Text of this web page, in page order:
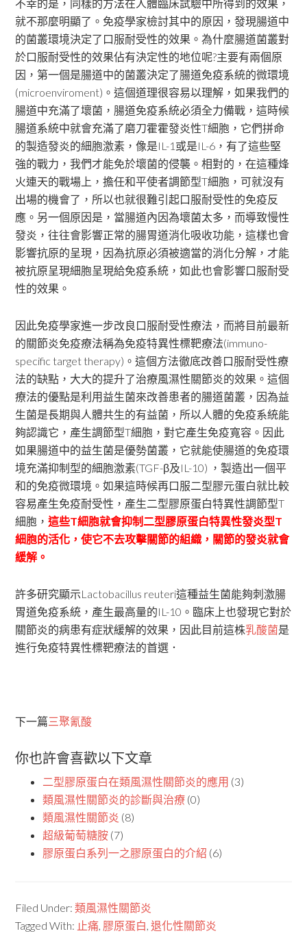
不幸的是，同樣的方法在人體臨床試驗中所得到的效果，
就不那麼明顯了。免疫學家檢討其中的原因，發現腸道中
的菌叢環境決定了口服耐受性的效果。為什麼腸道菌叢對
於口服耐受性的效果佔有決定性的地位呢?主要有兩個原
因，第一個是腸道中的菌叢決定了腸道免疫系統的微環境
(microenviroment)。這個道理很容易以理解，如果我們的
腸道中充滿了壞菌，腸道免疫系統必須全力備戰，這時候
腸道系統中就會充滿了磨刀霍霍發炎性T細胞，它們拼命
的製造發炎的細胞激素，像是IL-1或是IL-6，有了這些堅
強的戰力，我們才能免於壞菌的侵襲。相對的，在這種烽
火連天的戰場上，擔任和平使者調節型T細胞，可就沒有
出場的機會了，所以也就很難引起口服耐受性的免疫反
應。另一個原因是，當腸道內因為壞菌太多，而導致慢性
發炎，往往會影響正常的腸胃道消化吸收功能，這樣也會
影響抗原的呈現，因為抗原必須被適當的消化分解，才能
被抗原呈現細胞呈現給免疫系統，如此也會影響口服耐受
性的效果。
因此免疫學家進一步改良口服耐受性療法，而將目前最新
的關節炎免疫療法稱為免疫特異性標靶療法(immuno-
specific target therapy)。這個方法徹底改善口服耐受性療
法的缺點，大大的提升了治療風濕性關節炎的效果。這個
療法的優點是利用益生菌來改善患者的腸道菌叢，因為益
生菌是長期與人體共生的有益菌，所以人體的免疫系統能
夠認識它，產生調節型T細胞，對它產生免疫寬容。因此
如果腸道中的益生菌是優勢菌叢，它就能使腸道的免疫環
境充滿抑制型的細胞激素(TGF-β及IL-10) ，製造出一個平
和的免疫微環境。如果這時候再口服二型膠元蛋白就比較
容易產生免疫耐受性，產生二型膠原蛋白特異性調節型T
細胞，這些T細胞就會抑制二型膠原蛋白特異性發炎型T
細胞的活化，使它不去攻擊關節的組織，關節的發炎就會
緩解。
許多研究顯示Lactobacillus reuteri這種益生菌能夠刺激腸
胃道免疫系統，產生最高量的IL-10。臨床上也發現它對於
關節炎的病患有症狀緩解的效果，因此目前這株乳酸菌是
進行免疫特異性標靶療法的首選．
下一篇三聚氰酸
你也許會喜歡以下文章
二型膠原蛋白在類風濕性關節炎的應用 (3)
類風濕性關節炎的診斷與治療 (0)
類風濕性關節炎 (8)
超級葡萄糖胺 (7)
膠原蛋白系列一之膠原蛋白的介紹 (6)
Filed Under:類風濕性關節炎
Tagged With: 止痛, 膠原蛋白,退化性關節炎